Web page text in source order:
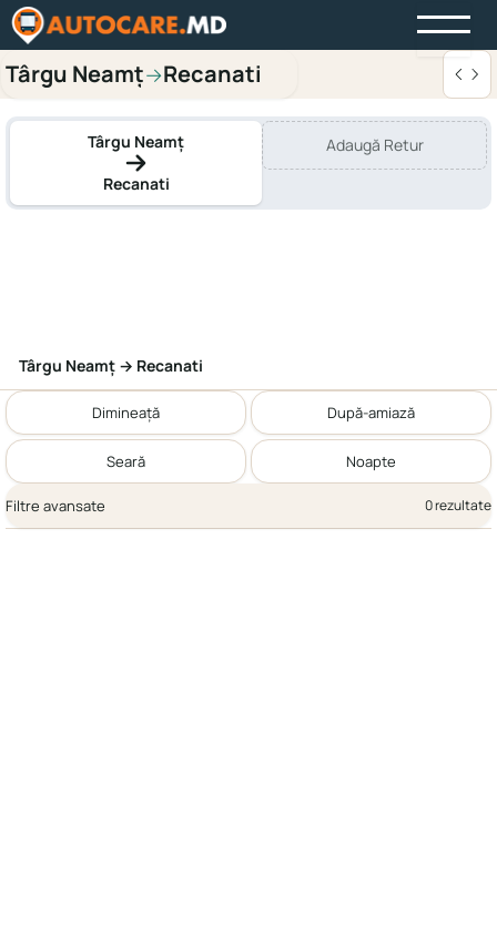
Târgu Neamț→Recanati
Târgu Neamț
Recanati
Adaugă Retur
Târgu Neamț → Recanati
Dimineață După-amiază
Seară Noapte
Filtre avansate 0 rezultate